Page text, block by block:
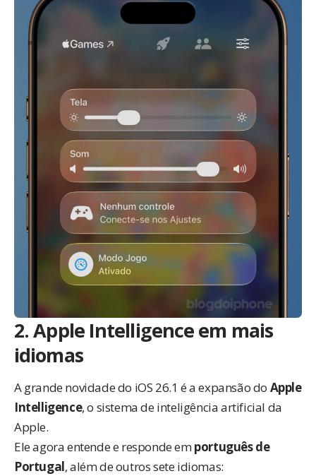
2. Apple Intelligence em mais
idiomas
A grande novidade do iOS 26.1 é a expansão do Apple
Intelligence, o sistema de inteligência artificial da
Apple.
Ele agora entende e responde emportuguês de
Portugal, além de outros sete idiomas: